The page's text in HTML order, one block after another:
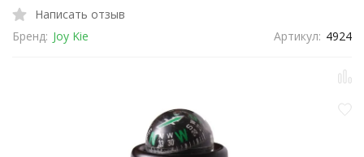
Написать отзыв
Бренд: Joy Kie Артикул: 4924